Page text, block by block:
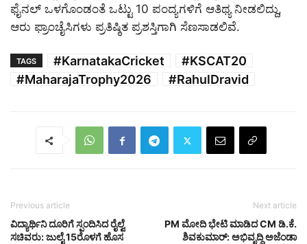
ಫೈನಲ್ ಒಳಗೊಂಡಂತೆ ಒಟ್ಟು 10 ಪಂದ್ಯಗಳಿಗೆ ಆತಿಥ್ಯ ನೀಡಲಿದ್ದು,
ಆರು ಫ್ರಾಂಚೈಸಿಗಳು ಪ್ರತಿಷ್ಠಿತ ಪ್ರಶಸ್ತಿಗಾಗಿ ಸೆಣಸಾಡಲಿವೆ.
TAGS #KarnatakaCricket
#KSCAT20
#MaharajaTrophy2026
#RahulDravid
Previous article
ವಿದ್ಯಾರ್ಥಿನಿ ದೂರಿಗೆ ಸ್ಪಂದಿಸಿದ ರೈಲ್ವೆ
ಸಚಿವರು: ಜುಲೈ 15ರೊಳಗೆ ಹೊಸ
Next article
PM ಮೋದಿ ಭೇಟಿ ಮಾಡಿದ CM ಡಿ.ಕೆ.
ಶಿವಕುಮಾರ್: ಅಭಿವೃದ್ಧಿ ಅಜೆಂಡಾ